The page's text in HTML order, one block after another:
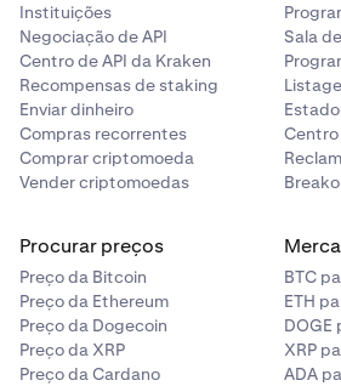
Instituições
Negociação de API
Centro de API da Kraken
Recompensas de staking
Enviar dinheiro
Compras recorrentes
Comprar criptomoeda
Vender criptomoedas
Sala
Procurar preços
Preço da Bitcoin
Preço da Ethereum
Preço da Dogecoin
Preço da XRP
Preço da Cardano
BTC
ETH
DOGE
XRP
ADA